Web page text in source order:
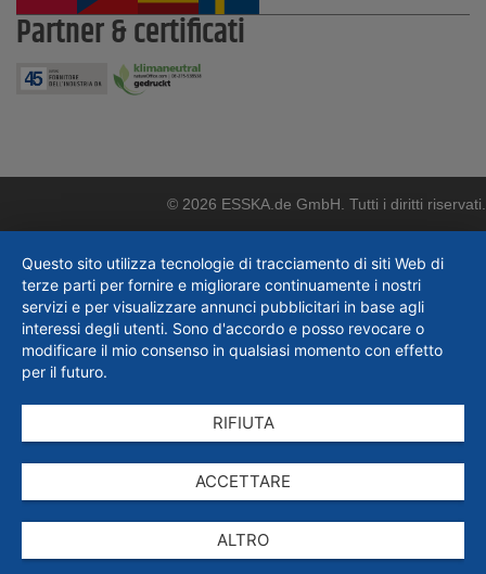
Partner & certificati
© 2026 ESSKA.de GmbH. Tutti i diritti riservati.
Questo sito utilizza tecnologie di tracciamento di siti Web di
terze parti per fornire e migliorare continuamente i nostri
servizi e per visualizzare annunci pubblicitari in base agli
interessi degli utenti. Sono d'accordo e posso revocare o
modificare il mio consenso in qualsiasi momento con effetto
per il futuro.
RIFIUTA
ACCETTARE
ALTRO